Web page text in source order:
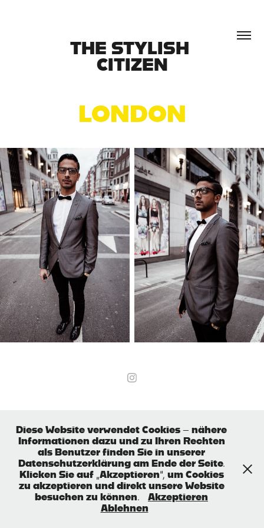
THE STYLISH
CITIZEN
LONDON
Diese Website verwendet Cookies – nähere
Informationen dazu und zu Ihren Rechten
als Benutzer finden Sie in unserer
Datenschutzerklärung am Ende der Seite.
Klicken Sie auf „Akzeptieren“, um Cookies
zu akzeptieren und direkt unsere Website
besuchen zu können.
Akzeptieren
Ablehnen